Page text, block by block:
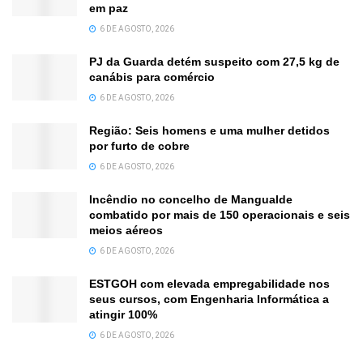
em paz
6 DE AGOSTO, 2026
PJ da Guarda detém suspeito com 27,5 kg de
canábis para comércio
6 DE AGOSTO, 2026
Região: Seis homens e uma mulher detidos
por furto de cobre
6 DE AGOSTO, 2026
Incêndio no concelho de Mangualde
combatido por mais de 150 operacionais e seis
meios aéreos
6 DE AGOSTO, 2026
ESTGOH com elevada empregabilidade nos
seus cursos, com Engenharia Informática a
atingir 100%
6 DE AGOSTO, 2026